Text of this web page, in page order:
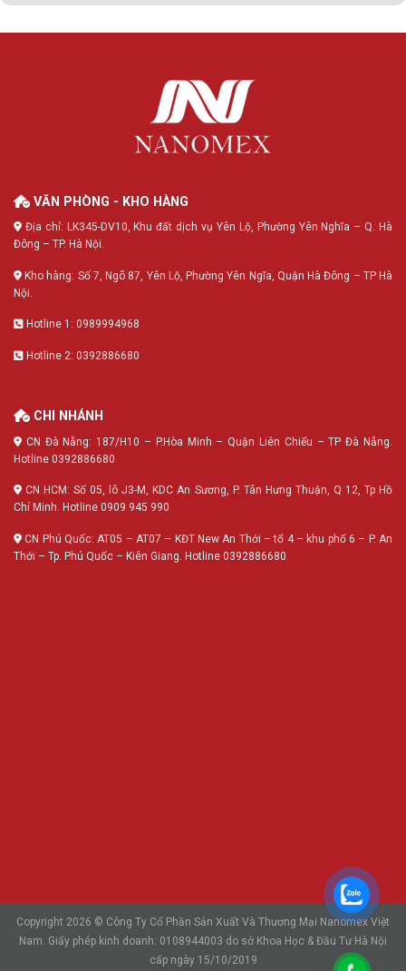
VĂN PHÒNG - KHO HÀNG
Địa chỉ: LK345-DV10, Khu đất dịch vụ Yên Lộ, Phường Yên Nghĩa – Q. Hà
Đông – TP. Hà Nội.
Kho hàng: Số 7, Ngõ 87, Yên Lộ, Phường Yên Ngĩa, Quận Hà Đông – TP Hà
Nội.
Hotline 1: 0989994968
Hotline 2: 0392886680
CHI NHÁNH
CN Đà Nẵng: 187/H10 – P.Hòa Minh – Quận Liên Chiểu – TP Đà Nẵng.
Hotline 0392886680
CN HCM: Số 05, lô J3-M, KDC An Sương, P. Tân Hưng Thuận, Q 12, Tp Hồ
Chí Minh. Hotline 0909 945 990
CN Phú Quốc: AT05 – AT07 – KĐT New An Thới – tổ 4 – khu phố 6 – P. An
Thới – Tp. Phú Quốc – Kiên Giang. Hotline 0392886680
Copyright 2026 © Công Ty Cổ Phần Sản Xuất Và Thương Mại Nanomex Việt
Nam. Giấy phép kinh doanh: 0108944003 do sở Khoa Học & Đầu Tư Hà Nội
cấp ngày 15/10/2019